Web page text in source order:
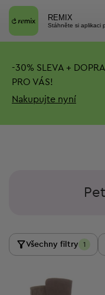
REMIX
Stáhněte si aplikaci
-30% SLEVA +
PRO VÁS!
Nakupujte nyní
Všechny filtry 1